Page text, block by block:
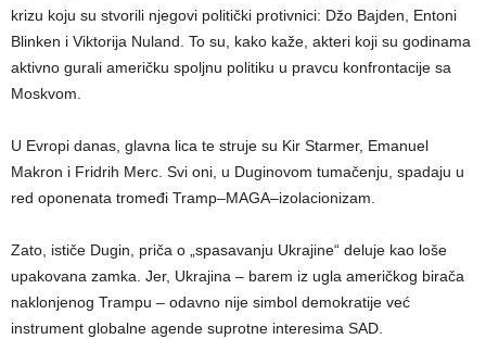
krizu koju su stvorili njegovi politički protivnici: Džo Bajden, Entoni
Blinken i Viktorija Nuland. To su, kako kaže, akteri koji su godinama
aktivno gurali američku spoljnu politiku u pravcu konfrontacije sa
Moskvom.
U Evropi danas, glavna lica te struje su Kir Starmer, Emanuel
Makron i Fridrih Merc. Svi oni, u Duginovom tumačenju, spadaju u
red oponenata tromeđi Tramp–MAGA–izolacionizam.
Zato, ističe Dugin, priča o „spasavanju Ukrajine“ deluje kao loše
upakovana zamka. Jer, Ukrajina – barem iz ugla američkog birača
naklonjenog Trampu – odavno nije simbol demokratije već
instrument globalne agende suprotne interesima SAD.